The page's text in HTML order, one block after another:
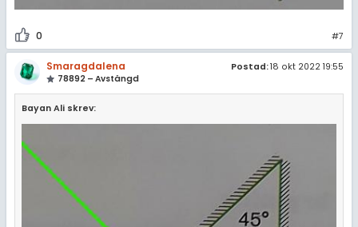
0 #7
Smaragdalena
78892 – Avstängd
Postad:18 okt 2022 19:55
Bayan Ali skrev: